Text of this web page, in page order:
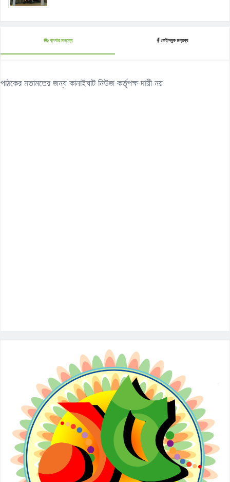
ব্লগার মন্তব্য ফেইসবুক মন্তব্য
পাঠকের মতামতের জন্য কানাইঘাট নিউজ কর্তৃপক্ষ দায়ী নয়